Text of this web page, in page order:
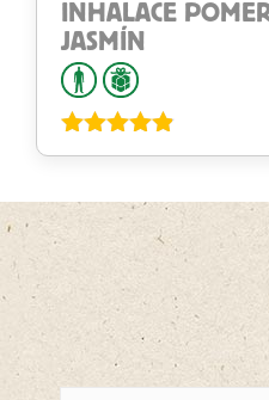
INHALACE
JASMÍN
Hodnocení